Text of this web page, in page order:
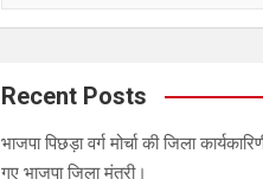
a
c
Recent Posts
भाजपा पिछड़ा वर्ग मोर्चा की जिला
गए भाजपा जिला मंत्री।